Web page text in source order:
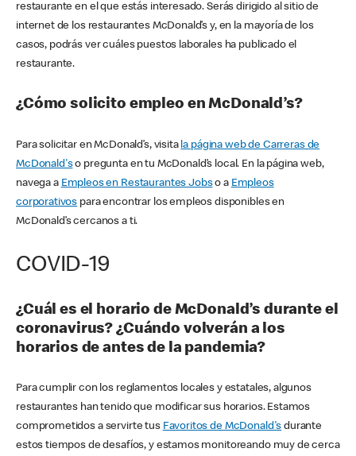
restaurante en el que estás interesado. Serás dirigido al sitio de
internet de los restaurantes McDonald’s y, en la mayoría de los
casos, podrás ver cuáles puestos laborales ha publicado el
restaurante.
¿Cómo solicito empleo en McDonald’s?
Para solicitar en McDonald’s, visita la página web de Carreras de
McDonald'so pregunta en tu McDonald’s local. En la página web,
navega a Empleos en Restaurantes Jobso a Empleos
corporativos para encontrar los empleos disponibles en
McDonald’s cercanos a ti.
COVID-19
¿Cuál es el horario de McDonald’s durante el
coronavirus? ¿Cuándo volverán a los
horarios de antes de la pandemia?
Para cumplir con los reglamentos locales y estatales, algunos
restaurantes han tenido que modificar sus horarios. Estamos
comprometidos a servirte tus Favoritos de McDonald's durante
estos tiempos de desafíos, y estamos monitoreando muy de cerca